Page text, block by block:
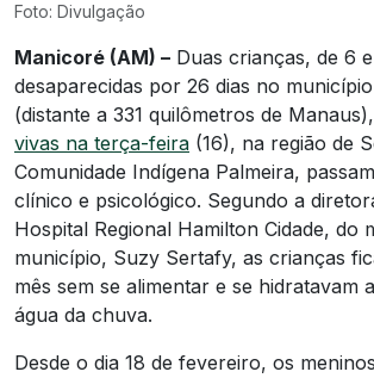
Foto: Divulgação
Manicoré (AM) – Duas crianças, de 6
desaparecidas por 26 dias no
(distante a 331 quilômetros de
vivas na terça-feira (16), na região de
Comunidade Indígena Palmeira,
clínico e psicológico. Segundo a
Hospital Regional Hamilton Cidade, do
município, Suzy Sertafy, as crianças
mês sem se alimentar e se hidratavam
água da chuva.
Desde o dia 18 de fevereiro, os